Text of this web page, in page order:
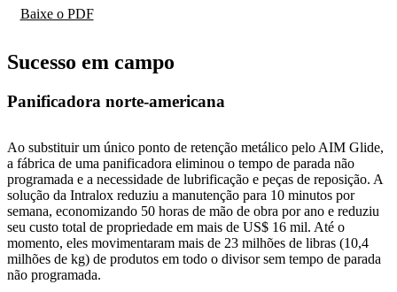
Baixe o PDF
Sucesso em campo
Panificadora norte-americana
Ao substituir um único ponto de retenção metálico pelo AIM Glide,
a fábrica de uma panificadora eliminou o tempo de parada não
programada e a necessidade de lubrificação e peças de reposição. A
solução da Intralox reduziu a manutenção para 10 minutos por
semana, economizando 50 horas de mão de obra por ano e reduziu
seu custo total de propriedade em mais de US$ 16 mil. Até o
momento, eles movimentaram mais de 23 milhões de libras (10,4
milhões de kg) de produtos em todo o divisor sem tempo de parada
não programada.